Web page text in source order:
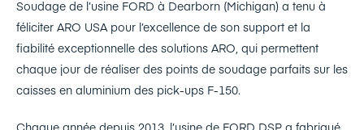
Soudage de l’usine FORD à Dearborn (Michigan) a tenu à
féliciter ARO USA pour l’excellence de son support et la
fiabilité exceptionnelle des solutions ARO, qui permettent
chaque jour de réaliser des points de soudage parfaits sur les
caisses en aluminium des pick-ups F-150.